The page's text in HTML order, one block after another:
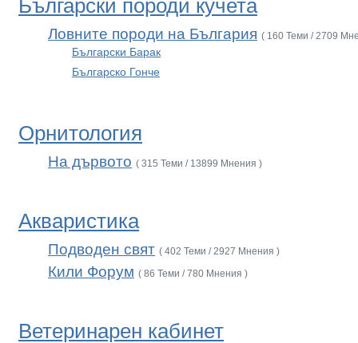
Български породи кучета
Ловните породи на България ( 160 Теми / 2709
Български Барак
Българско Гонче
Орнитология
На дървото ( 315 Теми / 13899 Мнения )
Акваристика
Подводен свят ( 402 Теми / 2927 Мнения )
Кили Форум ( 86 Теми / 780 Мнения )
Ветеринарен кабинет